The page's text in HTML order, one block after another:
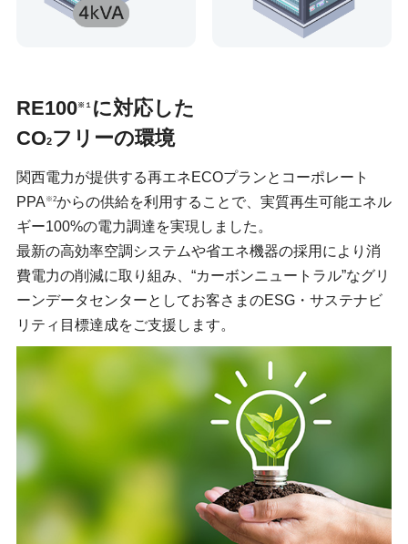
RE100※１ に対応した
CO2フリーの環境
関西電力が提供する再エネECOプランとコーポレート
PPA ※2からの供給を利用することで、実質再生可能エネル
ギー100%の電力調達を実現しました。
最新の高効率空調システムや省エネ機器の採用により消
費電力の削減に取り組み、“カーボンニュートラル”なグリ
ーンデータセンターとしてお客さまのESG・サステナビ
リティ目標達成をご支援します。